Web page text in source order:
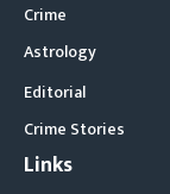
Crime
Astrology
Editorial
Crime Stories
Links